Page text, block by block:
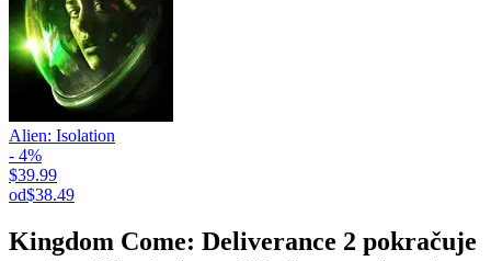
Alien: Isolation
- 4%
$39.99
od$38.49
Kingdom Come: Deliverance 2 pokračuje